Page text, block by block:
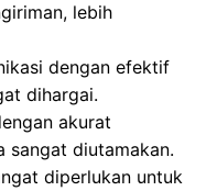
lebih
dengan efektif
dihargai.
akurat
sangat diutamakan.
diperlukan untuk